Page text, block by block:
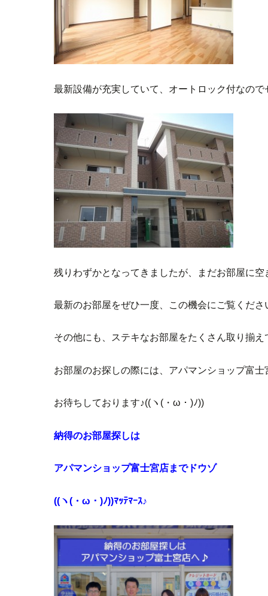
最新設備が充実していて、オートロック付なの
残りわずかとなってきましたが、まだお部屋に空
最新のお部屋をぜひ一度、この機会にご覧くださ
その他にも、ステキなお部屋をたくさん取り揃え
お部屋のお探しの際には、アパマンショップ富士
お待ちしております♪((ヽ(・ω・)ﾉ))
納得のお部屋探しは
アパマンショップ富士宮店までドウゾ
((ヽ(・ω・)ﾉ))ﾏｯﾃﾏｰｽ♪